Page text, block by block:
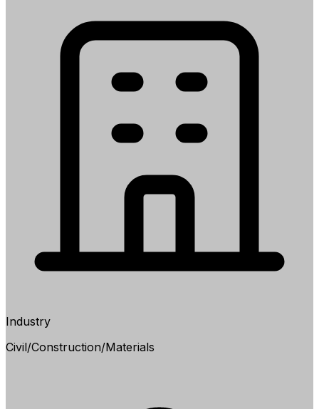
Industry
Civil/Construction/Materials